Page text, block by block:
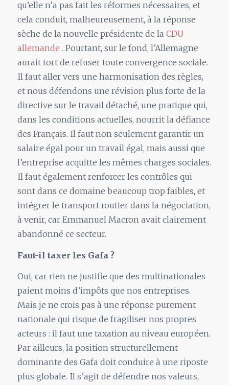
qu’elle n’a pas fait les réformes nécessaires, et
cela conduit, malheureusement, à la réponse
sèche de la nouvelle présidente de la CDU
allemande . Pourtant, sur le fond, l’Allemagne
aurait tort de refuser toute convergence sociale.
Il faut aller vers une harmonisation des règles,
et nous défendons une révision plus forte de la
directive sur le travail détaché, une pratique qui,
dans les conditions actuelles, nourrit la défiance
des Français. Il faut non seulement garantir un
salaire égal pour un travail égal, mais aussi que
l’entreprise acquitte les mêmes charges sociales.
Il faut également renforcer les contrôles qui
sont dans ce domaine beaucoup trop faibles, et
intégrer le transport routier dans la négociation,
à venir, car Emmanuel Macron avait clairement
abandonné ce secteur.
Faut-il taxer les Gafa ?
Oui, car rien ne justifie que des multinationales
paient moins d’impôts que nos entreprises.
Mais je ne crois pas à une réponse purement
nationale qui risque de fragiliser nos propres
acteurs : il faut une taxation au niveau européen.
Par ailleurs, la position structurellement
dominante des Gafa doit conduire à une riposte
plus globale. Il s’agit de défendre nos valeurs,